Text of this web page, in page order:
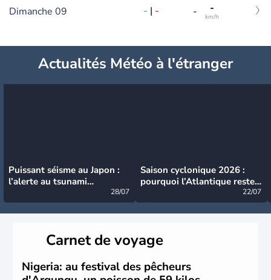
Dimanche 09 - | - - -
km/h
Actualités Météo à l'étranger
Puissant séisme au Japon :
l’alerte au tsunami
28/07
Saison cyclonique 2026 :
pourquoi l’Atlantique reste
22/07
Carnet de voyage
Nigeria: au festival des pêcheurs